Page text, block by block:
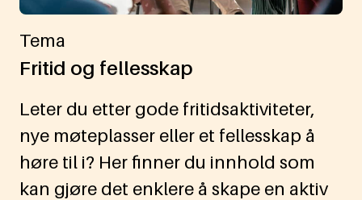
Tema
Fritid og fellesskap
Leter du etter gode fritidsaktiviteter,
nye møteplasser eller et fellesskap å
høre til i? Her finner du innhold som
kan gjøre det enklere å skape en aktiv